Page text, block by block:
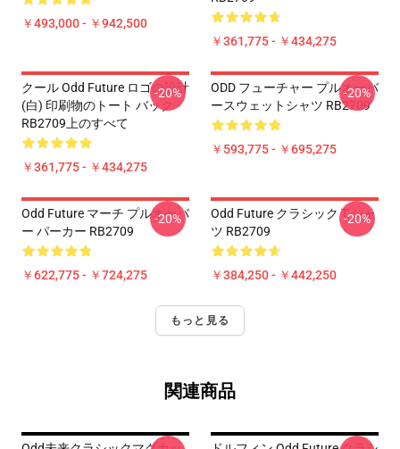
￥493,000 - ￥942,500
￥361,775 - ￥434,275
クール Odd Future ロゴの設計
(白) 印刷物のトート バック
RB2709上のすべて
￥361,775 - ￥434,275
-20%
ODD フューチャー プルオーバ
ースウェットシャツ RB2709
￥593,775 - ￥695,275
-20%
Odd Future マーチ プルオーバ
ー パーカー RB2709
￥622,775 - ￥724,275
-20%
Odd Future クラシック T シャ
ツ RB2709
￥384,250 - ￥442,250
-20%
もっと見る
関連商品